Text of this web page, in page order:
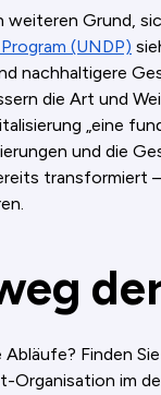
Grund,
(UNDP)
nachhaltigere
die Art und
„eine
und die
transformiert
Finden
Organisation im